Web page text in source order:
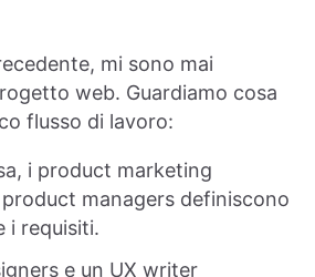
mi sono mai
web. Guardiamo cosa
flusso di lavoro:
i product marketing
managers definiscono
i requisiti.
e un UX writer